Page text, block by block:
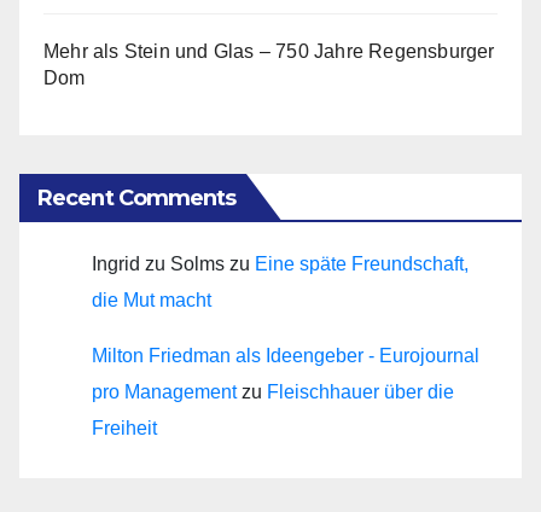
Mehr als Stein und Glas – 750 Jahre Regensburger
Dom
Recent Comments
Ingrid zu Solms zu Eine späte Freundschaft,
die Mut macht
Milton Friedman als Ideengeber - Eurojournal
pro Managementzu Fleischhauer über die
Freiheit